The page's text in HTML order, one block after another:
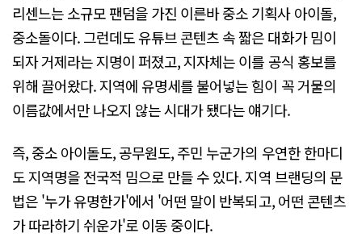
리센느는 소규모 팬덤을 가진 이른바 중소 기획사 아이돌,
중소돌이다. 그런데도 유튜브 콘텐츠 속 짧은 대화가 밈이
되자 거제라는 지명이 퍼졌고, 지자체는 이를 공식 홍보를
위해 끌어왔다. 지역에 유명세를 불어넣는 힘이 꼭 거물의
이름값에서만 나오지 않는 시대가 됐다는 얘기다.
즉, 중소 아이돌도, 공무원도, 주민 누군가의 우연한 한마디
도 지역명을 전국적 밈으로 만들 수 있다. 지역 브랜딩의 문
법은 '누가 유명한가'에서 '어떤 말이 반복되고, 어떤 콘텐츠
가 따라하기 쉬운가'로 이동 중이다.